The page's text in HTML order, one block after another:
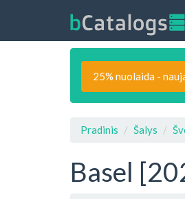
25% nuolaida -
Pradinis Šalys
Basel